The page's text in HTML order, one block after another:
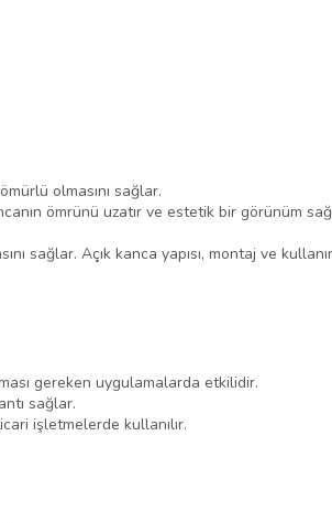
olmasını sağlar.
ömrünü uzatır ve estetik bir görünüm
sağlar. Açık kanca yapısı, montaj ve
gereken uygulamalarda etkilidir.
sağlar.
işletmelerde kullanılır.